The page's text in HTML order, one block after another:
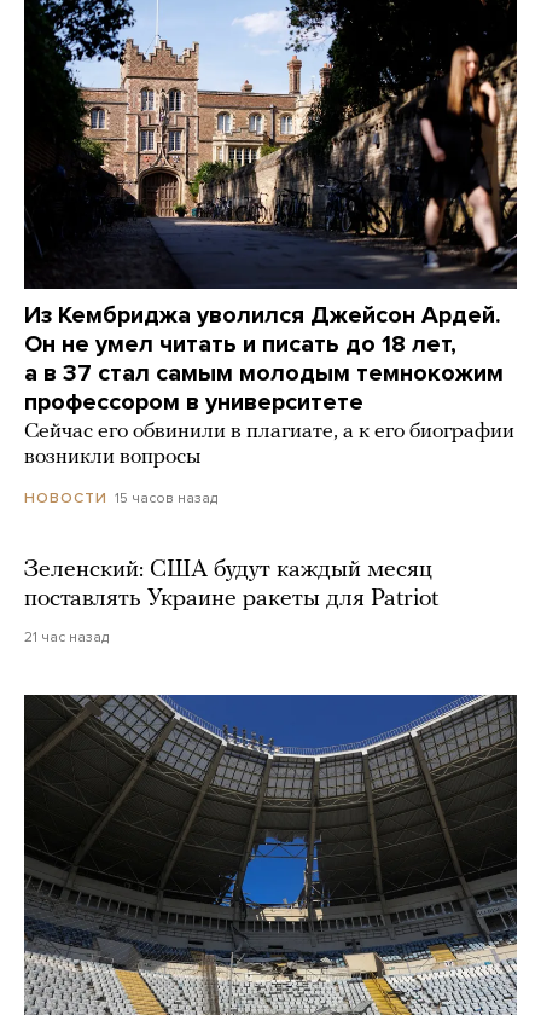
Из Кембриджа уволился Джейсон Ардей.
Он не умел читать и писать до 18 лет,
а в 37 стал самым молодым темнокожим
профессором в университете
Сейчас его обвинили в плагиате, а к его биографии
возникли вопросы
НОВОСТИ 15 часов назад
Зеленский: США будут каждый месяц
поставлять Украине ракеты для Patriot
21 час назад